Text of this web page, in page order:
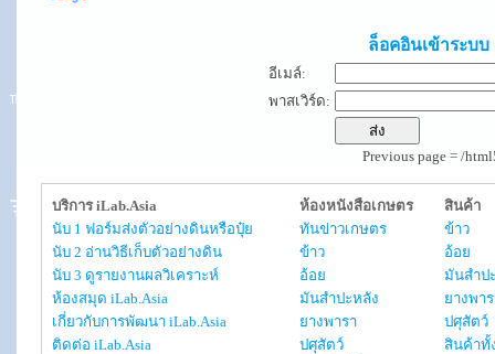
ล็อคอินเข้าระบบ
อีเมล์:
พาสเวิร์ด:
Previous page = /
บริการ iLab.Asia
นับ 1 ฟอร์มส่งตัวอย่างดินหรือปุ๋ย
นับ 2 อ่านวิธีเก็บตัวอย่างดิน
นับ 3 ดูรายงานผลวิเคราะห์
ห้องสมุด iLab.Asia
เกี่ยวกับการพัฒนา iLab.Asia
ติดต่อ iLab.Asia
ห้องหนังสือเกษตร
ทันข่าวเกษตร
ข้าว
อ้อย
มันสำปะหลัง
ยางพารา
ปศุสัตว์
สินค้า
ข้าว
อ้อย
มันสำป
ยางพา
ปศุสัตว์
สินค้าทั้